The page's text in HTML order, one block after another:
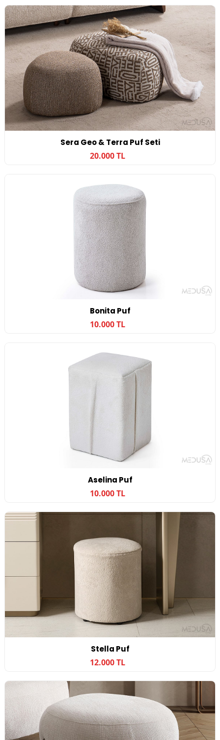
Sera Geo & Terra Puf Seti
20.000 TL
Bonita Puf
10.000 TL
Aselina Puf
10.000 TL
Stella Puf
12.000 TL